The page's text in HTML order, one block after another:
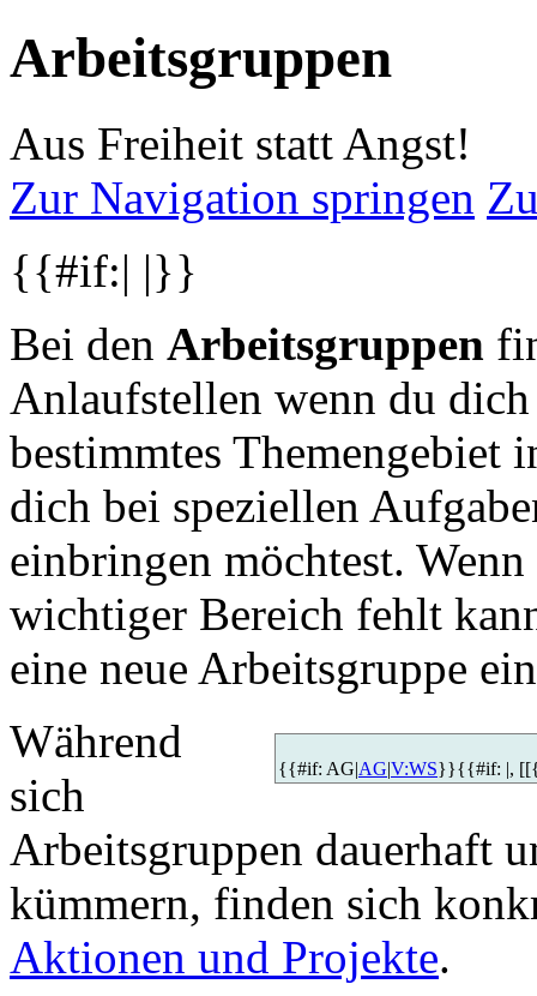
Arbeitsgruppen
Aus Freiheit statt Angst!
Zur Navigation springen
{{#if:| |}}
{{#if: AG|AG|V:WS}}{{#if: |,
Bei den Arbeitsgruppen
Anlaufstellen wenn du
bestimmtes Themengebiet
dich bei speziellen
einbringen möchtest.
wichtiger Bereich fehlt
eine neue Arbeitsgruppe
Während
sich
Arbeitsgruppen dauerhaft
kümmern, finden sich
Aktionen und Projekte.